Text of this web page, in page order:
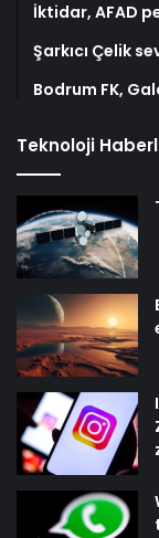
İktidar, AFAD
Şarkıcı Çelik
Bodrum FK,
Teknoloji